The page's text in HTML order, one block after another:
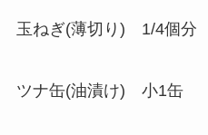
玉ねぎ(薄切り) 1/4個分
ツナ缶(油漬け) 小1缶